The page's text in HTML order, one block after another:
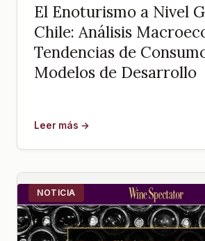
El Enoturismo a Nivel
Chile: Análisis
Tendencias de
Modelos de Desarrollo
Leer más →
NOTICIA